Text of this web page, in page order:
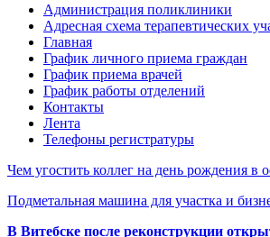
Администрация поликлиники
Адресная схема терапевтических
Главная
График личного приема граждан
График приема врачей
График работы отделений
Контакты
Лента
Телефоны регистратуры
Чем угостить коллег на день рождения в
Подметальная машина для участка и
В Витебске после реконструкции